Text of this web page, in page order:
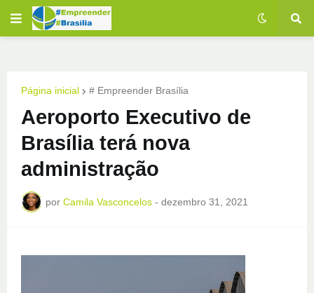
Página inicial # Empreender Brasília
Aeroporto Executivo de
Brasília terá nova
administração
por Camila Vasconcelos - dezembro 31, 2021